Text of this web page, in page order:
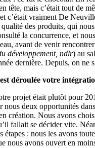
tête, mais c’était tout de
c’était vraiment De
des produits, qui
la concurrence, et
avant de venir
développement, ndlr) au
dernière. Depuis, on ne
déroulée votre
projet était plutôt pour
nous deux opportunités
création. Nous avons
fallait se décider vite.
étapes : nous les avons
nous avons ouvert en